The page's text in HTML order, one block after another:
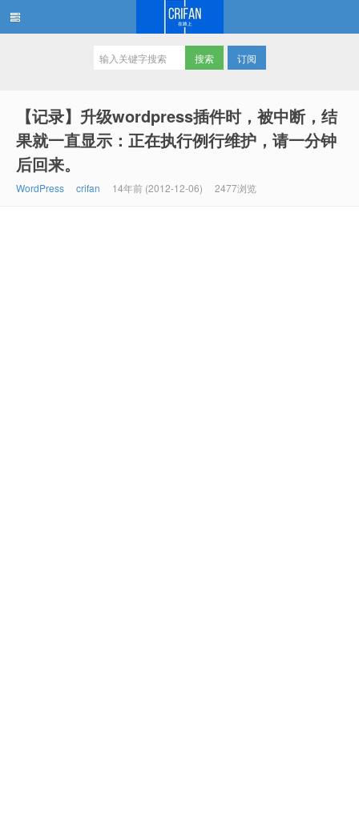
订阅
【记录】升级wordpress插件时，被中断，结
果就一直显示：正在执行例行维护，请一分钟
后回来。
WordPress crifan 14年前 (2012-12-06) 2477浏览